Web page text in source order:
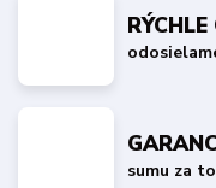
sumu za